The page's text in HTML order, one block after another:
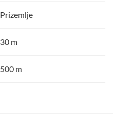
Prizemlje
30 m
500 m